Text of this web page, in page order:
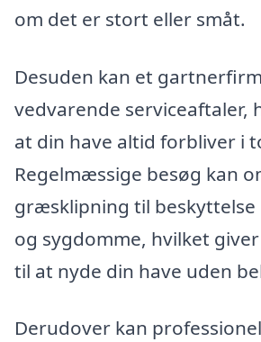
om det er stort eller småt.
Desuden kan et
vedvarende serviceaftaler,
at din have altid forbliver i
Regelmæssige besøg kan
græsklipning til beskyttelse
og sygdomme, hvilket
til at nyde din have uden
Derudover kan